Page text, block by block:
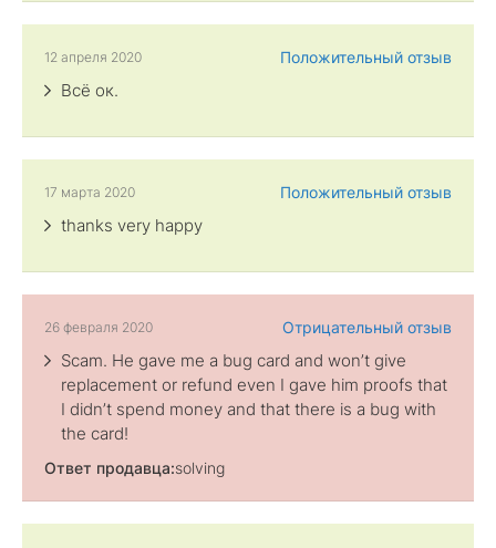
Положительный отзыв
12 апреля 2020
Всё ок.
Положительный отзыв
17 марта 2020
thanks very happy
Отрицательный отзыв
26 февраля 2020
Scam. He gave me a bug card and won’t give
replacement or refund even I gave him proofs that
I didn’t spend money and that there is a bug with
the card!
Ответ продавца:solving